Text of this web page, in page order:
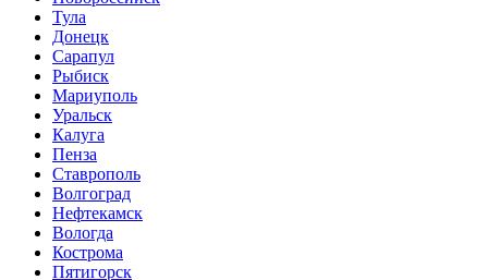
Тула
Донецк
Сарапул
Рыбиск
Мариуполь
Уральск
Калуга
Пенза
Ставрополь
Волгоград
Нефтекамск
Вологда
Кострома
Пятигорск